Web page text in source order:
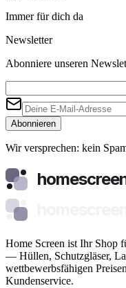
Immer für dich da
Newsletter
Abonniere unseren
Abonnieren
Wir versprechen: kein
Home Screen ist Ihr Shop
— Hüllen, Schutzgläser,
wettbewerbsfähigen
Kundenservice.